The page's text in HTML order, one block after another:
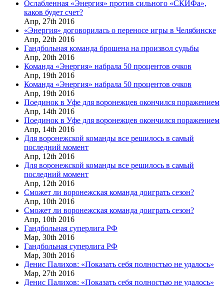
Ослабленная «Энергия» против сильного «СКИФа»,
каков будет счет?
Апр, 27th 2016
«Энергия» договорилась о переносе игры в Челябинске
Апр, 22th 2016
Гандбольная команда брошена на произвол судьбы
Апр, 20th 2016
Команда «Энергия» набрала 50 процентов очков
Апр, 19th 2016
Команда «Энергия» набрала 50 процентов очков
Апр, 19th 2016
Поединок в Уфе для воронежцев окончился поражением
Апр, 14th 2016
Поединок в Уфе для воронежцев окончился поражением
Апр, 14th 2016
Для воронежской команды все решилось в самый
последний момент
Апр, 12th 2016
Для воронежской команды все решилось в самый
последний момент
Апр, 12th 2016
Сможет ли воронежская команда доиграть сезон?
Апр, 10th 2016
Сможет ли воронежская команда доиграть сезон?
Апр, 10th 2016
Гандбольная суперлига РФ
Мар, 30th 2016
Гандбольная суперлига РФ
Мар, 30th 2016
Денис Палихов: «Показать себя полностью не удалось»
Мар, 27th 2016
Денис Палихов: «Показать себя полностью не удалось»